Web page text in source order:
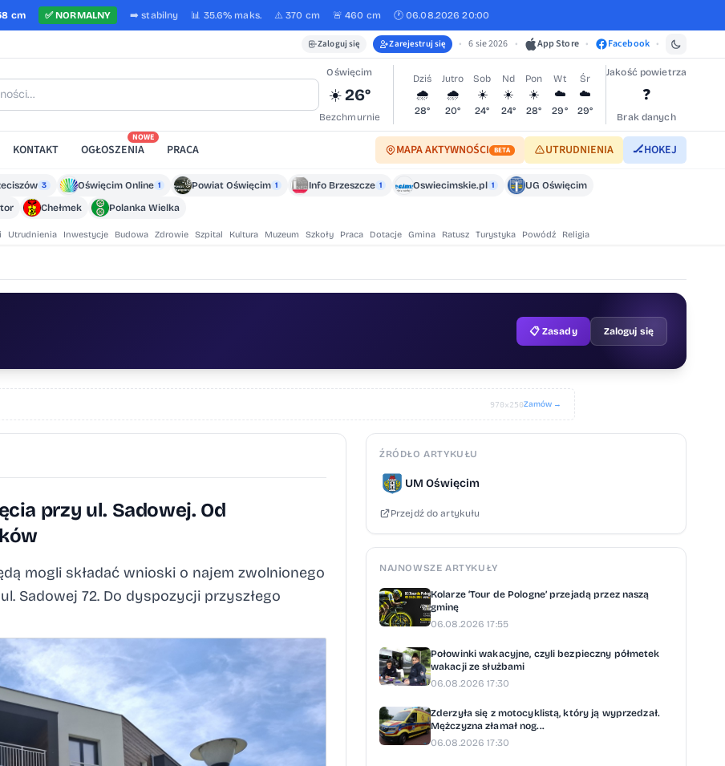
cm ✅NORMALNY ➡️stabilny 📊 35.6% maks. ⚠️ 370 cm 🚨 460 cm 🕐 06.08.2026 20:00
Zaloguj się Zarejestruj się • 6 sie 2026 • App Store • Facebook •
Oświęcim
☀️26°
Bezchmurnie
Dziś
🌧️
28°
Jutro
🌧️
20°
Sob
☀️
24°
Nd
☀️
24°
Pon
☀️
28°
Wt
☁️
29°
Śr
☁️
29°
Jakość powietrza
❓
Brak danych
KONTAKT OGŁOSZENIA
NOWE
PRACA MAPA AKTYWNOŚCI BETA UTRUDNIENIA 🏒HOKEJ
3 Oświęcim Online 1 Powiat Oświęcim 1 Info Brzeszcze 1 Oswiecimskie.pl 1
UG Oświęcim
Chełmek Polanka Wielka
Utrudnienia Inwestycje Budowa Zdrowie Szpital Kultura Muzeum Szkoły Praca Dotacje Gmina Ratusz Turystyka Powódź Religia
📋 Zasady Zaloguj się
970×250Zamów →
przy ul. Sadowej. Od
mogli składać wnioski o najem zwolnionego
Sadowej 72. Do dyspozycji przyszłego
ŹRÓDŁO ARTYKUŁU
UM Oświęcim
Przejdź do artykułu
NAJNOWSZE ARTYKUŁY
Kolarze ‘Tour de Pologne’ przejadą przez naszą
gminę
06.08.2026 17:55
Połowinki wakacyjne, czyli bezpieczny półmetek
wakacji ze służbami
06.08.2026 17:30
Zderzyła się z motocyklistą, który ją wyprzedzał.
Mężczyzna złamał nog...
06.08.2026 17:30